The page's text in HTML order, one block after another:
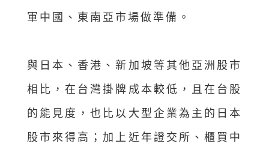
軍中國、東南亞市場做準備。
與日本、香港、新加坡等其他亞洲股市
相比，在台灣掛牌成本較低，且在台股
的能見度，也比以大型企業為主的日本
股市來得高；加上近年證交所、櫃買中